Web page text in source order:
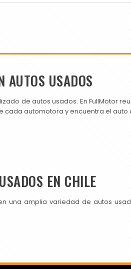
AUTOS USADOS
de autos usados. En
cada automotora y encuentra el
EN CHILE
una amplia variedad de autos